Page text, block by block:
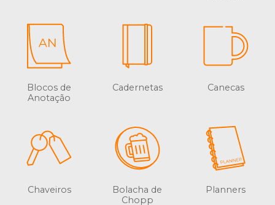
Blocos de
Anotação
Cadernetas Canecas
Chaveiros
Bolacha de
Chopp
Planners